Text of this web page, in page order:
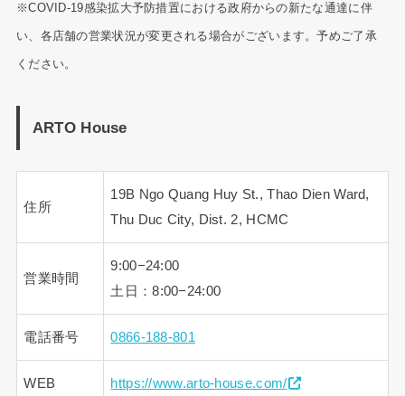
※COVID-19感染拡大予防措置における政府からの新たな通達に伴
い、各店舗の営業状況が変更される場合がございます。予めご了承
ください。
ARTO House
住所
19B Ngo Quang Huy St., Thao Dien Ward,
Thu Duc City, Dist. 2, HCMC
営業時間
9:00−24:00
土日：8:00−24:00
電話番号 0866-188-801
WEB https://www.arto-house.com/